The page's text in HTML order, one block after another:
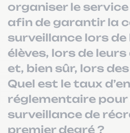
organiser le
afin de garantir la
surveillance lors de
élèves, lors de
et, bien sûr, lors
Quel est le taux
réglementaire pour
surveillance de
premier degré ?